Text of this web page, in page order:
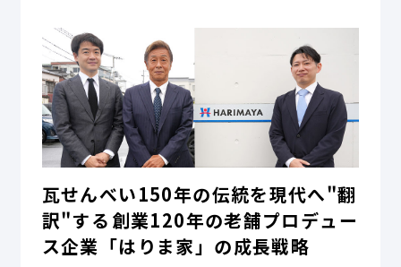
瓦せんべい150年の伝統を現代へ"翻
訳"する――創業120年の老舗プロデュー
ス企業「はりま家」の成長戦略